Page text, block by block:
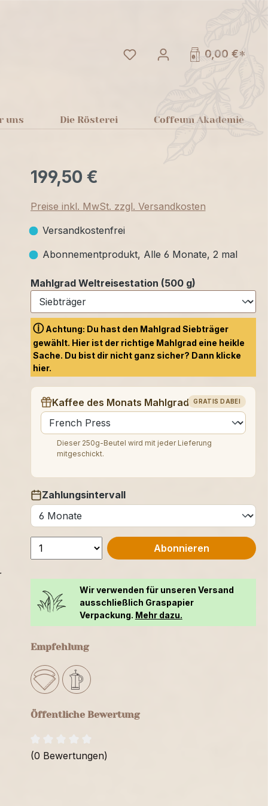
Du hast 0 Produkte auf
0,00 €*
uns Die Rösterei Coffeum Akademie
199,50 €
Preise inkl. MwSt. zzgl. Versandkosten
Versandkostenfrei
Abonnementprodukt, Alle 6 Monate, 2 mal
Mahlgrad Weltreisestation (500 g)
ⓘAchtung: Du hast den Mahlgrad Siebträger
gewählt. Hier ist der richtige Mahlgrad eine heikle
Sache. Du bist dir nicht ganz sicher? Dann klicke
hier.
GRATIS DABEI
Kaffee des Monats Mahlgrad (250 g)
auswählen
Dieser 250g-Beutel wird mit jeder Lieferung
mitgeschickt.
Zahlungsintervall
auswählen
Abonnieren
Wir verwenden für unseren Versand
ausschließlich Graspapier
Verpackung. Mehr dazu.
Empfehlung
Öffentliche Bewertung
(0 Bewertungen)